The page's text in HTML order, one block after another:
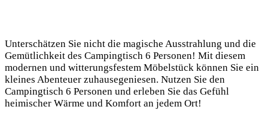
Unterschätzen Sie nicht die magische Ausstrahlung und die
Gemütlichkeit des Campingtisch 6 Personen! Mit diesem
modernen und witterungsfestem Möbelstück können Sie ein
kleines Abenteuer zuhausegeniesen. Nutzen Sie den
Campingtisch 6 Personen und erleben Sie das Gefühl
heimischer Wärme und Komfort an jedem Ort!